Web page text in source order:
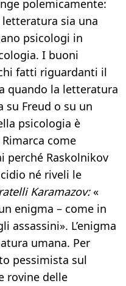
polemicamente:
sia una
psicologi in
I buoni
fatti riguardanti il
quando la letteratura
Freud o su un
psicologia è
come
perché Raskolnikov
né riveli le
Karamazov:«
enigma – come in
assassini». L’enigma
umana. Per
pessimista sul
rovine delle